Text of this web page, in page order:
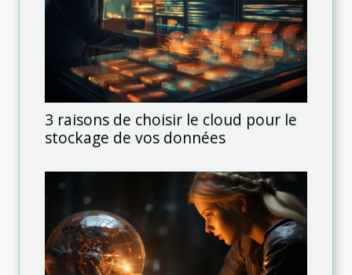
3 raisons de choisir le cloud pour le
stockage de vos données